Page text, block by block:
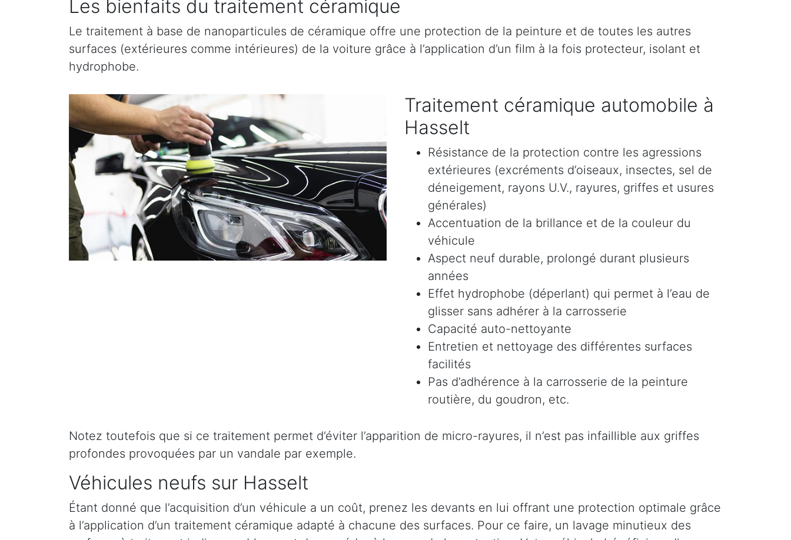
Les bienfaits du traitement céramique
Le traitement à base de nanoparticules de céramique offre une protection de la peinture et de toutes les autres
surfaces (extérieures comme intérieures) de la voiture grâce à l’application d’un film à la fois protecteur, isolant et
hydrophobe.
Traitement céramique automobile à
Hasselt
Résistance de la protection contre les agressions
extérieures (excréments d’oiseaux, insectes, sel de
déneigement, rayons U.V., rayures, griffes et usures
générales)
Accentuation de la brillance et de la couleur du
véhicule
Aspect neuf durable, prolongé durant plusieurs
années
Effet hydrophobe (déperlant) qui permet à l’eau de
glisser sans adhérer à la carrosserie
Capacité auto-nettoyante
Entretien et nettoyage des différentes surfaces
facilités
Pas d’adhérence à la carrosserie de la peinture
routière, du goudron, etc.
Notez toutefois que si ce traitement permet d’éviter l’apparition de micro-rayures, il n’est pas infaillible aux griffes
profondes provoquées par un vandale par exemple.
Véhicules neufs sur Hasselt
Étant donné que l’acquisition d’un véhicule a un coût, prenez les devants en lui offrant une protection optimale grâce
à l’application d’un traitement céramique adapté à chacune des surfaces. Pour ce faire, un lavage minutieux des